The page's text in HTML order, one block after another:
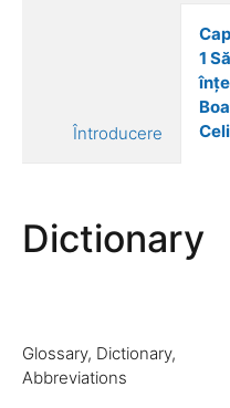
Întroducere
1 Să
Dictionary
Glossary, Dictionary,
Abbreviations